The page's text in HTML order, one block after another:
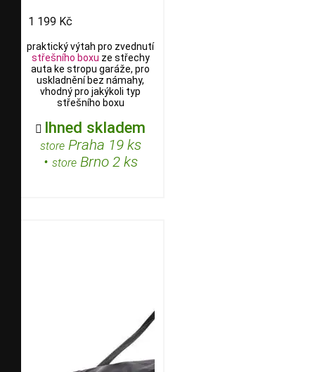
1 199 Kč
praktický výtah pro zvednutí
střešního boxu ze střechy
auta ke stropu garáže, pro
uskladnění bez námahy,
vhodný pro jakýkoli typ
střešního boxu
 Ihned skladem
storePraha 19 ks
• storeBrno 2 ks